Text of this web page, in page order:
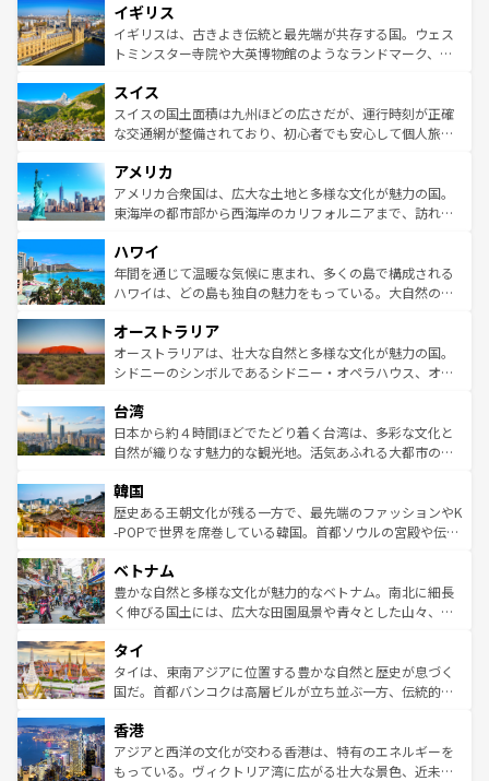
いる。シャンパンの発祥地であるランス、プロヴァンスの
香り高いラベンダー畑など、多彩な楽しみ方が可能だ。さ
らに、パリ以外の地域にも魅力が溢れており、どの街角に
れる地方に足を運ぶとそれぞれで全く異なる文化を体験で
きるだろう。 なお、新着のフランス情報はコンテンツ一覧
を参照してほしい。
顔を持つこの国は、どこを歩いても飽きることがない。ベ
ルリンの文化的活気、バイエルン州のアルプスの絶景、そ
してライン川沿いのワイン畑といった風景は必見。ビール
は、お酒好きな人にはぜひ体験してほしい。 なお、新着の
ドイツ情報はコンテンツ一覧を参照してほしい。
イギリス
イギリスは、古きよき伝統と最先端が共存する国。ウェス
トミンスター寺院や大英博物館のようなランドマーク、歴
リアごとに異なる魅力がある。また、優雅なアフタヌーン
ティー、ビール好きにはたまらない英国パブ、サッカー観
戦など、本場だからこそできる体験も豊富。イギリスを旅
ンツ一覧を参照してほしい。
スイス
スイスの国土面積は九州ほどの広さだが、運行時刻が正確
な交通網が整備されており、初心者でも安心して個人旅行
の建物がそのまま残る町や、スイスならではのユニークな
博物館もあり、アルプス観光だけでなく町歩きも満喫する
ことができる。国民の所得が高いため物価も高いが、旅行
ば市内交通費無料で観光を楽しむこともできる。 なお、新
着のスイス情報はコンテンツ一覧 を参照してほしい。
アメリカ
アメリカ合衆国は、広大な土地と多様な文化が魅力の国。
東海岸の都市部から西海岸のカリフォルニアまで、訪れる
のような巨大都市は、観光、ショッピング、エンターテイ
ンメントが詰まった刺激的なスポットだ。一方、アメリカ
西部には大自然が広がり、グランドキャニオンやイエロー
部のニューオーリンズでは、音楽と美食が融合した独特の
文化が魅力。旅行者はアメリカの各地域で異なる魅力を楽
しみながら、その多様性と豊かな歴史を感じることができ
ならではの贅沢な旅のスタイルだ。 なお、新着のアメリカ
情報はコンテンツ一覧を参照してほしい。
ハワイ
年間を通じて温暖な気候に恵まれ、多くの島で構成される
ハワイは、どの島も独自の魅力をもっている。大自然の神
ワイ島は見逃せない。また、定番の観光地といえばオアフ
島だが、静かな自然を求めるならマウイ島やカウアイ島が
おすすめ。エメラルドグリーンに輝く海をはじめ、豊かな
れるおもてなしの心で訪れる人々を迎えてくれるハワイの
人々、おいしいローカルフードやハワイアンミュージッ
ク、伝統的なフラダンスなど、すべてがハワイの魅力を彩
ワイを、存分に味わってほしい。 なお、新着のハワイ情報
はコンテンツ一覧を参照してほしい。
オーストラリア
オーストラリアは、壮大な自然と多様な文化が魅力の国。
シドニーのシンボルであるシドニー・オペラハウス、オー
リアリーフや大陸中央部にそびえるウルル（エアーズロッ
ク）、タスマニアの美しい原生林やケアンズの熱帯雨林な
ど、見どころがたくさん。また、カフェやワイン、オージ
いる。アクティビティも充実しており、サーフィンやダイ
ビング、ハイキングなど、アウトドア好きにはたまらな
い。オーストラリアの多彩な魅力を存分に味わいつくそ
参照してほしい。
台湾
日本から約４時間ほどでたどり着く台湾は、多彩な文化と
自然が織りなす魅力的な観光地。活気あふれる大都市の台
ン）、静ひつな山岳地帯である台湾東部など、都市の喧騒
と山間の静けさが共存しており、訪れる人に新しい発見と
驚きをもたらしてくれる。また、奥深い台湾の食文化も魅
容にもいいと評判のスイーツなど、バラエティ豊かな料理
が味わえる。 なお、新着の台湾情報は コンテンツ一覧を参
照してほしい。
韓国
歴史ある王朝文化が残る一方で、最先端のファッションやK
-POPで世界を席巻している韓国。首都ソウルの宮殿や伝統
き、地方に足を延ばせば四季折々の自然美を楽しむことが
できる。そして、キムチや焼肉、絶品のストリートフード
まで、さまざまな韓国料理が待っている。夜には、韓国な
リティに包まれながら、韓国の多彩な魅力を心ゆくまで味
わってみてほしい。 なお、新着の韓国情報はコンテンツ一
覧を参照してほしい。
ベトナム
豊かな自然と多様な文化が魅力的なベトナム。南北に細長
く伸びる国土には、広大な田園風景や青々とした山々、世
急速な発展と共に伝統が息づく。ハノイの古い町並みやホ
ーチミン市のフランス統治時代の建物も、独特の雰囲気を
醸し出している。また、バラエティの豊かさとおいしさで
とつ。フォーやバインミー、ベトナムコーヒーなどは、ぜ
ひ現地で味わいたい。どの地域を訪れてもあたたかい人々
が旅行者を迎えてくれるので、きっと忘れられない旅にな
タイ
タイは、東南アジアに位置する豊かな自然と歴史が息づく
国だ。首都バンコクは高層ビルが立ち並ぶ一方、伝統的な
の活気が交差している。北部ではチェンマイなどの山岳地
帯で自然と触れ合い、南部ではプーケットやクラビの美し
いビーチでリゾート気分を楽しむことができる。タイ料理
香港
アジアと西洋の文化が交わる香港は、特有のエネルギーを
もっている。ヴィクトリア湾に広がる壮大な景色、近未来